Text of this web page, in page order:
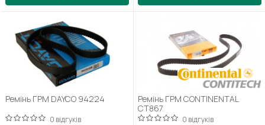
Ремінь ГРМ DAYCO 94224
0 відгуків
Ремінь ГРМ CONTINENTAL
CT867
0 відгуків